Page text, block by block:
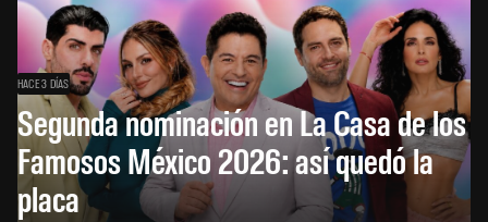
HACE 3 DÍAS
Segunda nominación en La Casa de los
Famosos México 2026: así quedó la
placa